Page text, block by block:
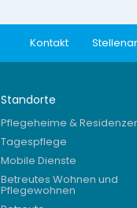
Kontakt
Standorte
Pflegeheime &
Tagespflege
Mobile Dienste
Betreutes Wohnen und
Pflegewohnen